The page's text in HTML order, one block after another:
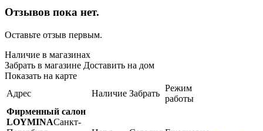
Отзывов пока нет.
Оставьте отзыв первым.
Наличие в магазинах
Забрать в магазине Доставить на дом
Показать на карте
Адрес
Наличие Забрать
Режим
работы
Фирменный салон
LOYMINAСанкт-